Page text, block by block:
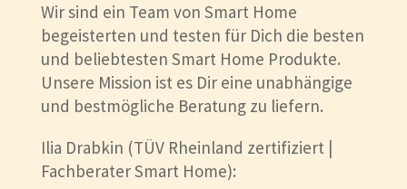
Wir sind ein Team von Smart Home
begeisterten und testen für Dich die besten
und beliebtesten Smart Home Produkte.
Unsere Mission ist es Dir eine unabhängige
und bestmögliche Beratung zu liefern.
Ilia Drabkin (TÜV Rheinland zertifiziert |
Fachberater Smart Home):